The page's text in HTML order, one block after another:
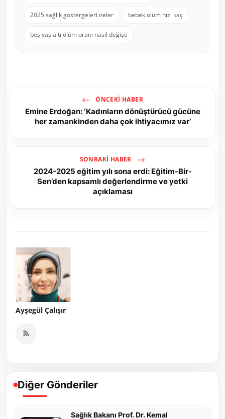
2025 sağlık göstergeleri neler bebek ölüm hızı kaç
beş yaş altı ölüm oranı nasıl değişti
ÖNCEKI HABER
Emine Erdoğan: ‘Kadınların dönüştürücü gücüne
her zamankinden daha çok ihtiyacımız var’
SONRAKI HABER
2024-2025 eğitim yılı sona erdi: Eğitim-Bir-
Sen’den kapsamlı değerlendirme ve yetki
açıklaması
Ayşegül Çalışır
Diğer Gönderiler
Sağlık Bakanı Prof. Dr. Kemal